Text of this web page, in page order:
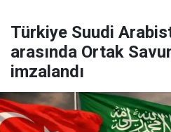
Türkiye Suudi
arasında Ortak
imzalandı